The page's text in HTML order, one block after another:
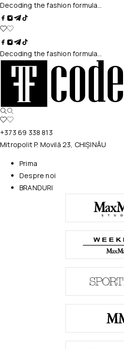
Decoding the fashion formula…
Decoding the fashion formula…
+373 69 338 813
Mitropolit P. Movilă 23, CHIȘINĂU
Prima
Despre noi
BRANDURI